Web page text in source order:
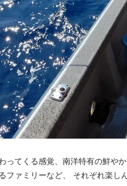
ってくる感覚、南洋特有の鮮や
ファミリーなど、 それぞれ楽し